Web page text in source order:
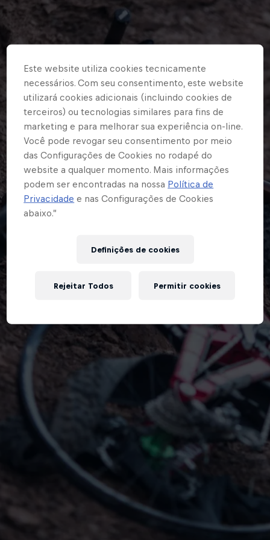
aqui
Este website utiliza cookies tecnicamente
necessários. Com seu consentimento, este website
utilizará cookies adicionais (incluindo cookies de
terceiros) ou tecnologias similares para fins de
marketing e para melhorar sua experiência on-line.
Você pode revogar seu consentimento por meio
das Configurações de Cookies no rodapé do
website a qualquer momento. Mais informações
podem ser encontradas na nossa Política de
Privacidade e nas Configurações de Cookies
abaixo.”
Definições de cookies
Rejeitar Todos Permitir cookies